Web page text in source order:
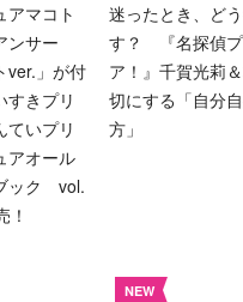
アマコト
ンサー
ver.」が付
きプリ
いプリ
アオール
ック vol.
！
迷ったとき、ど
す？ 『名探偵プ
ア！』千賀光莉
切にする「自分
方」
NEW